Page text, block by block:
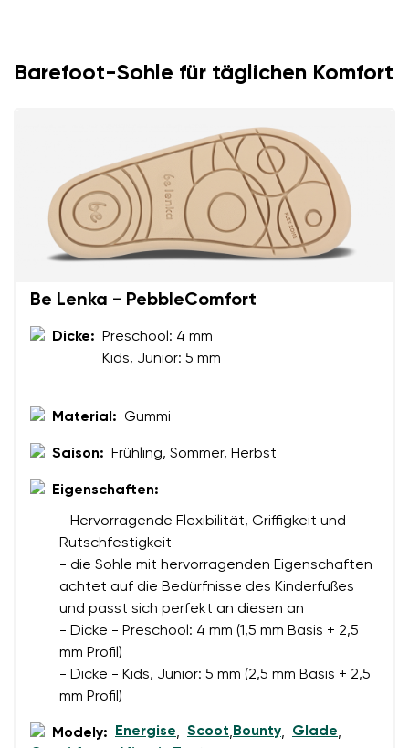
Land ändern
Sprache auswählen
Bestätigen
Barefoot-Sohle für täglichen Komfort
Be Lenka - PebbleComfort
Dicke:
Preschool: 4 mm
Kids, Junior: 5 mm
Material: Gummi
Saison: Frühling, Sommer, Herbst
Eigenschaften:
- Hervorragende Flexibilität, Griffigkeit und
Rutschfestigkeit
- die Sohle mit hervorragenden Eigenschaften
achtet auf die Bedürfnisse des Kinderfußes
und passt sich perfekt an diesen an
- Dicke - Preschool: 4 mm (1,5 mm Basis + 2,5
mm Profil)
- Dicke - Kids, Junior: 5 mm (2,5 mm Basis + 2,5
mm Profil)
Modely: Energise, Scoot, Bounty, Glade,
Ihr Vor- und Nachname
Deine E-Mail
Frage
Ich bin mit der Verarbeitung der eingegebenen
personenbezogenen Daten im Sinne von
Bedingungenund deren Veröffentlichung
einverstanden.
Dein Name
Textbewertung
Bewertung
Ich bin mit der Verarbeitung der eingegebenen
personenbezogenen Daten im Sinne von
Bedingungen
einverstanden.